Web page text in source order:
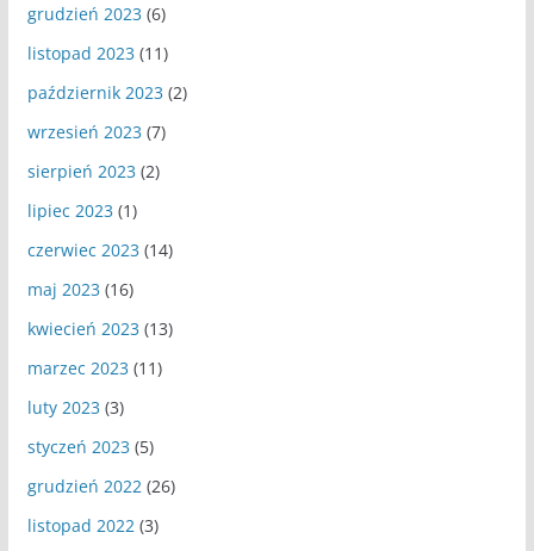
grudzień 2023 (6)
listopad 2023 (11)
październik 2023 (2)
wrzesień 2023 (7)
sierpień 2023 (2)
lipiec 2023 (1)
czerwiec 2023 (14)
maj 2023 (16)
kwiecień 2023 (13)
marzec 2023 (11)
luty 2023 (3)
styczeń 2023 (5)
grudzień 2022 (26)
listopad 2022 (3)